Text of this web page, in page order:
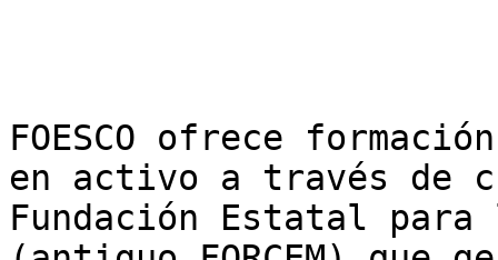
FOESCO ofrece
en activo a través de
Fundación Estatal para